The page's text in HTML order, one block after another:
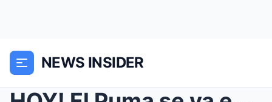
NEWS INSIDER